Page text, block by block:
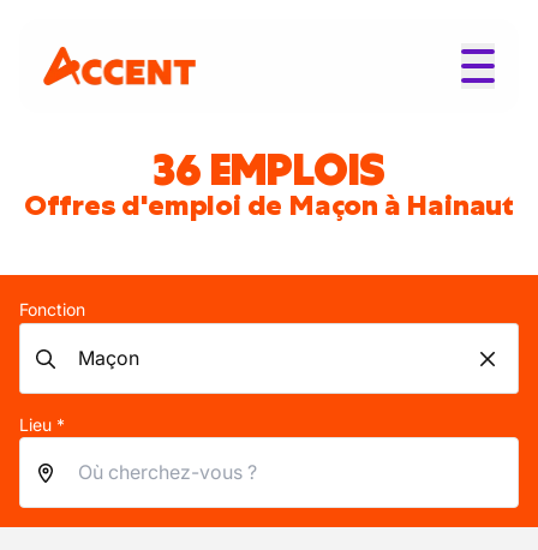
36 EMPLOIS
Offres d'emploi de Maçon à Hainaut
Fonction
Lieu *